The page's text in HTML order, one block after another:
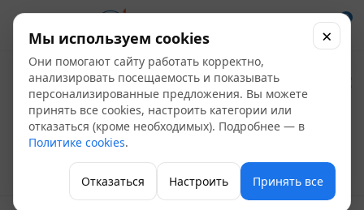
0
Теплоноситель 65
(этиленгликоль)
ТЕПЛОВОZ 20 кг.
Теплоноситель
Мы используем cookies
Они помогают сайту работать корректно,
анализировать посещаемость и показывать
персонализированные предложения. Вы можете
принять все cookies, настроить категории или
отказаться (кроме необходимых). Подробнее — в
Политике cookies.
Отказаться Настроить Принять все
×